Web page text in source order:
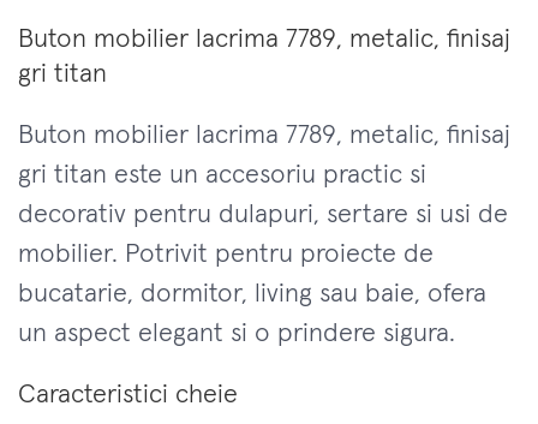
Buton mobilier lacrima 7789, metalic, finisaj
gri titan
Buton mobilier lacrima 7789, metalic, finisaj
gri titan este un accesoriu practic si
decorativ pentru dulapuri, sertare si usi de
mobilier. Potrivit pentru proiecte de
bucatarie, dormitor, living sau baie, ofera
un aspect elegant si o prindere sigura.
Caracteristici cheie